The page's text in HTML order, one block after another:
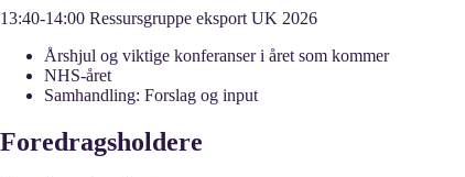
13:40-14:00 Ressursgruppe eksport UK 2026
Årshjul og viktige konferanser i året som kommer
NHS-året
Samhandling: Forslag og input
Foredragsholdere